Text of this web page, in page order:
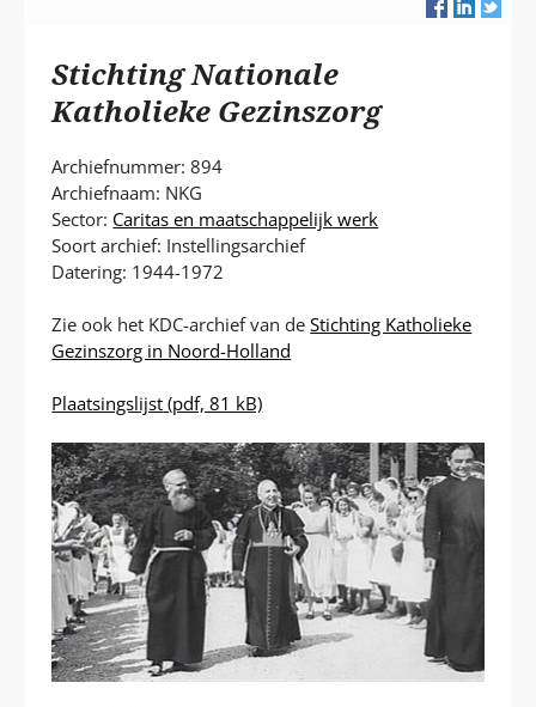
P
T
Stichting Nationale
Katholieke Gezinszorg
Archiefnummer: 894
Archiefnaam: NKG
Sector: Caritas en maatschappelijk werk
Soort archief: Instellingsarchief
Datering: 1944-1972
Zie ook het KDC-archief van deStichting Katholieke
Gezinszorg in Noord-Holland
Plaatsingslijst (pdf, 81 kB)